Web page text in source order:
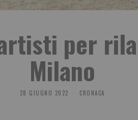
per
Milano
28 GIUGNO 2022 CRONACA